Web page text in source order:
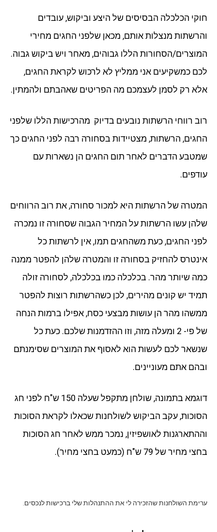
חוקי הכלכלה הבסיסים של היצע וביקוש, עובדים
והרשתות מנצלות אותם, מכאן שלפני החגים מחירי
המוצרים/הסחורות הללו גבוהים, מאחר ויש ביקוש גבוה.
לכם כמשקיעים אני ממליץ לא לרכוש לקראת החגים,
אלא רק לסמן לעצמכם מה הפריטים שאהבתם ולהמתין.
רוב רווחי הרשתות נובעים בדיוק מהרכישות הללו שלפני
החגים, הרשתות, מצטיידות בסחורה רבה לפני החגים כך
שמטבע הדברים לאחר תום החגים הן נשארות עם
עודפים.
המטרה של הרשתות היא למכור סחורה, את רוב הרווחים
שלהן עשו הרשתות על המחיר הגבוה שסחורה זו נמכרה
לפני החגים, כעת משהחגים תמו, אין לרשתות כל
אינטרס להחזיק בסחורה זו והמטרה שלהן להפטר ממנה
כמה שיותר מהר. בכלכלה כמו בכלכלה, לסחורה זולה
תמיד יש קונים מהירים, לכן כשהרשתות רוצות להפטר
ממשהו מהר הן עושות מבצעי כסח, אפילו ברמות הנחה
של פי- 2 ומעלה מזה, וזו ההזדמנות שלכם. כעת כל
שנשאר לכם לעשות הוא לאסוף את המוצרים שסימנתם
ובהם אתם מעוניינים.
דוגמא בתמונה, שולחן מתקפל שעלה 150 ש"ח לפני חג
הסוכות, עקב הביקוש לשולחנות שכאלו לקראת הסוכות
וההתארגנות לאושפיזין, נמכר ממש לאחר חג הסוכות
בחצי מחיר של 79 ש"ח (כמעט בחצי מחיר).
ערימת השולחנות שהזכירה לי את ההתנהלות שלי ברכישות לנכסים.